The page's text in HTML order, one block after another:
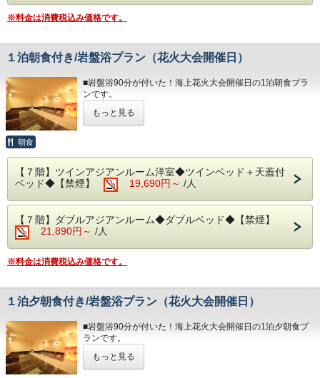
をご自身でご利用下さい。）
＊備考欄にて交通手段をご記入ください。
・１日/１台1,200円、ご宿泊予約の先着順でご案内をしてお
ります。
・台数には限りがございます。ご用意ができない場合、その
旨を当館よりご連絡いたします。
・ご予約の際は必ず駐車場を利用する旨と台数をご記入くだ
「アクセス」に記載しております。
予約状況に応じて入場時間を分けさせていただく場合があり
◆大浴場
良質な熱海温泉をご堪能くださいませ。
違いなし！
・15:00～24:00（最終入場 23:30）
・ 6:00～10:30（最終入場 10:00）
◆駐車場
1日1台1,200円/台数に限りがあり、先着順となります。
※満車の場合はホテルよりご連絡いたします。（近隣のコイ
をご自身でご利用下さい。）
※駐車場はホームページの「アクセス欄」をご確認くださ
◆その他の税
＜専用駐車場につきまして＞
ります。
・台数には限りがございます。ご用意ができない場合、その
旨を当館よりご連絡いたします。
・ご予約の際は必ず駐車場を利用する旨と台数をご記入くだ
さい。
お部屋から見る景色は「感動」間違いなし。
＊３歳未満のお子様がいらっしゃる際は備考欄へご記入下さ
い。
＊３名様以上のご利用時はご就寝の際に畳・ソファーペース
にごお客様
ご自身でお布団を敷いて頂いております。
◆お食事
和・洋食を中心に多彩な料理をご用意しております。
＊炙って召し上がる干物や自身で作れる海鮮丼などご用意し
ています。
＊内容・品数は時期によって異なる場合がございます。
（写真はイメージとなります。）
・朝食 7:00～ 9:30（最終入場 9:00）
予約状況に応じて入場時間を分けさせていただく場合があり
ます。
良質な熱海温泉をご堪能くださいませ。
源泉かけ流しの露天風呂は湯船に浸かれば至福のひと時・間
・15:00～24:00（最終入場 23:30）
・ 6:00～10:30（最終入場 10:00）
◆エステ・貸切露天風呂
※料金は消費税込み価格です。
１泊朝食付き/岩盤浴プラン（花火大会開催日）
■岩盤浴90分が付いた！海上花火大会開催日の1泊朝食プラ
ンです。
開催日：4/26・5/24・7/20・7/26・8/5・8/9・8/18・8/24・
9/13
※人混みを避けてお部屋からゆったりと花火を観賞できるひ
と時を演出い
たします。
好評の「岩盤浴」がご利用できるプランです。
新陳代謝を上げ痩せやすい身体へ、美肌・保温効果やリラッ
クス効果など様々な効能が得られます。
＊事前予約制となります。
希望の時間に添えない場合はご連絡いたします。
＊プランは大人のみとなります。
お子様が含まれる場合、ご宿泊代は現地精算となります。
・15:00～23:00（最終入場 21:30）
◆お部屋
お部屋から見る景色は「感動」間違いなし。
もっと見る
朝食
【７階】ツインアジアンルーム洋室◆ツインベッド＋天蓋付
ベッド◆【禁煙】
19,690円～ /人
【７階】ダブルアジアンルーム◆ダブルベッド◆【禁煙】
21,890円～ /人
※料金は消費税込み価格です。
１泊夕朝食付き/岩盤浴プラン（花火大会開催日）
■岩盤浴90分が付いた！海上花火大会開催日の1泊夕朝食プ
ランです。
開催日：4/26・5/24・7/20・7/26・8/5・8/9・8/18・8/24・
9/13
もっと見る